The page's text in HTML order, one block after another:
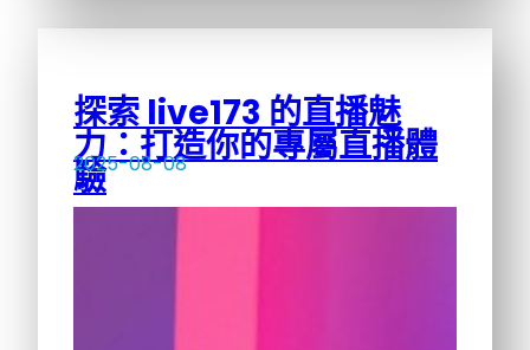
探索 live173 的直播魅
力：打造你的專屬直播體
驗
2025-08-08